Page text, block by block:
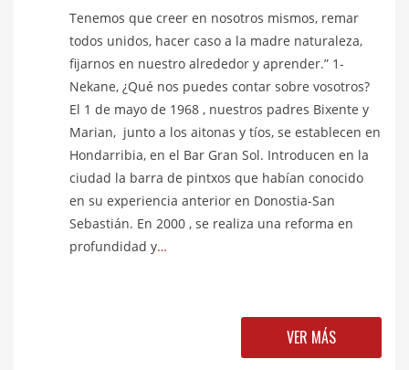
Tenemos que creer en nosotros mismos, remar
todos unidos, hacer caso a la madre naturaleza,
fijarnos en nuestro alrededor y aprender.” 1-
Nekane, ¿Qué nos puedes contar sobre vosotros?
El 1 de mayo de 1968 , nuestros padres Bixente y
Marian, junto a los aitonas y tíos, se establecen en
Hondarribia, en el Bar Gran Sol. Introducen en la
ciudad la barra de pintxos que habían conocido
en su experiencia anterior en Donostia-San
Sebastián. En 2000 , se realiza una reforma en
profundidad y…
VER MÁS